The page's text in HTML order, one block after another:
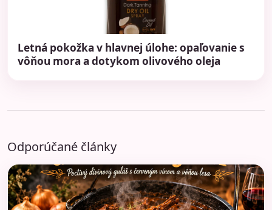
Letná pokožka v hlavnej úlohe: opaľovanie s
vôňou mora a dotykom olivového oleja
Odporúčané články